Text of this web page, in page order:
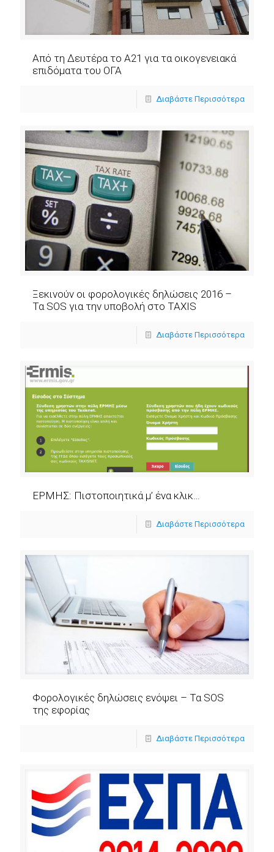
Από τη Δευτέρα το Α21 για τα οικογενειακά
επιδόματα του ΟΓΑ
Διαβάστε Περισσότερα
Ξεκινούν οι φορολογικές δηλώσεις 2016 –
Τα SOS για την υποβολή στο TAXIS
Διαβάστε Περισσότερα
ΕΡΜΗΣ: Πιστοποιητικά μ’ ένα κλικ…
Διαβάστε Περισσότερα
Φορολογικές δηλώσεις ενόψει – Τα SOS
της εφορίας
Διαβάστε Περισσότερα